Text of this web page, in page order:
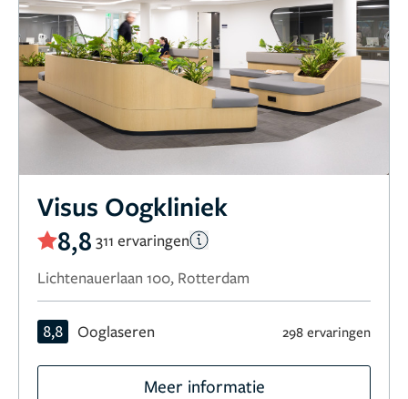
Visus Oogkliniek
8,8 311 ervaringen
Lichtenauerlaan 100, Rotterdam
8,8 Ooglaseren 298 ervaringen
Meer informatie